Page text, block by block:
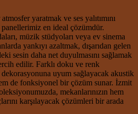
yaratmak ve ses yalıtımını
en ideal çözümdür.
müzik stüdyoları veya ev sinema
yankıyı azaltmak, dışarıdan gelen
sesin daha net duyulmasını sağlamak
edilir. Farklı doku ve renk
dekorasyonuna uyum sağlayacak akustik
de fonksiyonel bir çözüm sunar. İzmit
mekanlarınızın hem
karşılayacak çözümleri bir arada